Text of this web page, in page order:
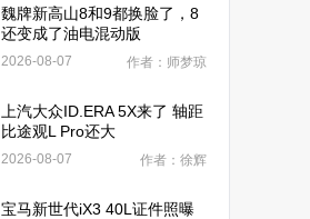
魏牌新高山8和9都换脸了，8
还变成了油电混动版
2026-08-07 作者：师梦琼
上汽大众ID.ERA 5X来了 轴距
比途观L Pro还大
2026-08-07 作者：徐辉
宝马新世代iX3 40L证件照曝